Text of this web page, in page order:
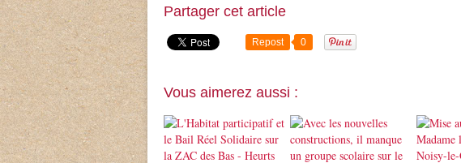
Partager cet article
Repost 0
Vous aimerez aussi :